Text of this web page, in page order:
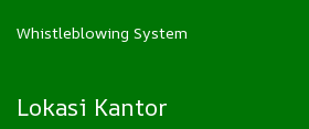
Whistleblowing System
Lokasi Kantor